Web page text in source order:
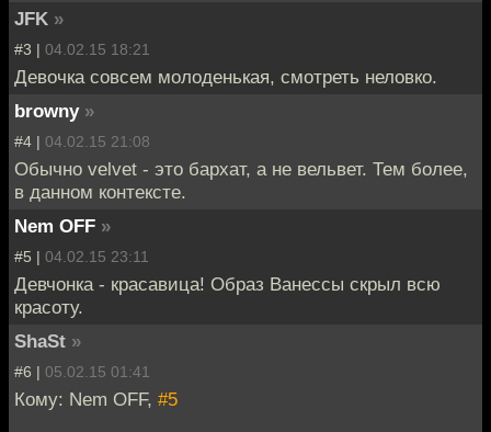
JFK »
#3 | 04.02.15 18:21
Девочка совсем молоденькая, смотреть неловко.
browny »
#4 | 04.02.15 21:08
Обычно velvet - это бархат, а не вельвет. Тем более,
в данном контексте.
Nem OFF »
#5 | 04.02.15 23:11
Девчонка - красавица! Образ Ванессы скрыл всю
красоту.
ShaSt »
#6 | 05.02.15 01:41
Кому: Nem OFF, #5